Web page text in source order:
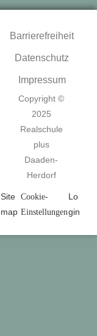
Barrierefreiheit
Datenschutz
Impressum
Copyright ©
2025
Realschule
plus
Daaden-
Herdorf
Site
map
Cookie-
Einstellungen
Lo
gin